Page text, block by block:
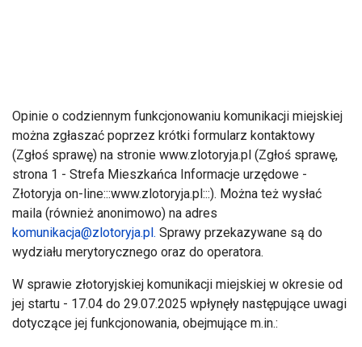
Opinie o codziennym funkcjonowaniu komunikacji miejskiej
można zgłaszać poprzez krótki formularz kontaktowy
(Zgłoś sprawę) na stronie www.zlotoryja.pl (Zgłoś sprawę,
strona 1 - Strefa Mieszkańca Informacje urzędowe -
Złotoryja on-line:::www.zlotoryja.pl:::). Można też wysłać
maila (również anonimowo) na adres
komunikacja@zlotoryja.pl . Sprawy przekazywane są do
wydziału merytorycznego oraz do operatora.
W sprawie złotoryjskiej komunikacji miejskiej w okresie od
jej startu - 17.04 do 29.07.2025 wpłynęły następujące uwagi
dotyczące jej funkcjonowania, obejmujące m.in.: